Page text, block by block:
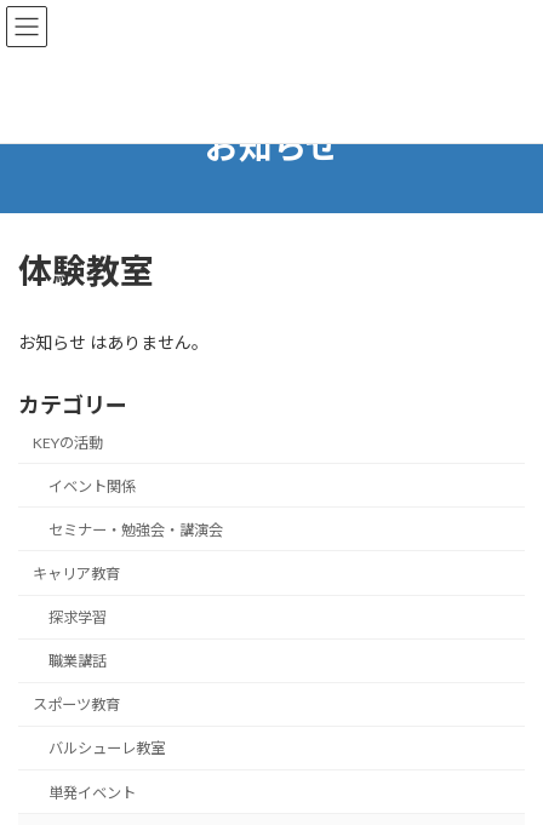
コ
ン
ナ
ビ
お知らせ
体験教室
お知らせ はありません。
カテゴリー
KEYの活動
イベント関係
セミナー・勉強会・講演会
キャリア教育
探求学習
職業講話
スポーツ教育
バルシューレ教室
単発イベント